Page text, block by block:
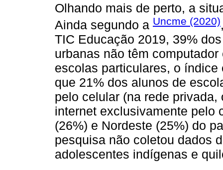
Olhando mais de perto, a
Ainda segundo a Uncme (2020)
TIC Educação 2019, 39%
urbanas não têm
escolas particulares, o
que 21% dos alunos de
pelo celular (na rede
internet exclusivamente pelo
(26%) e Nordeste (25%) do
pesquisa não coletou dados
adolescentes indígenas e